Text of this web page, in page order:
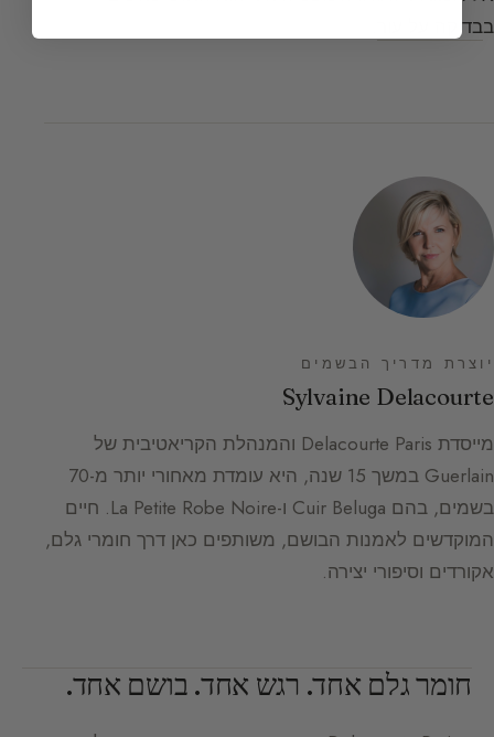
בבדיקה על עור
יוצרת מדריך הבשמים
Sylvaine Delacourte
מייסדת Delacourte Paris והמנהלת הקריאטיבית של
Guerlain במשך 15 שנה, היא עומדת מאחורי יותר מ-70
בשמים, בהם Cuir Beluga ו-La Petite Robe Noire. חיים
המוקדשים לאמנות הבושם, משותפים כאן דרך חומרי גלם,
אקורדים וסיפורי יצירה.
חומר גלם אחד. רגש אחד. בושם אחד.